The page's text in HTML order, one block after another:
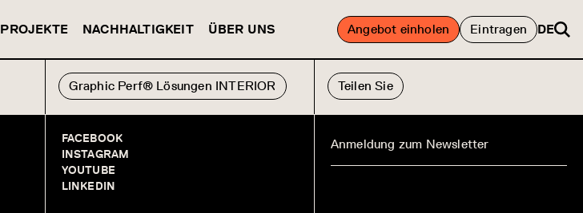
PROJEKTE NACHHALTIGKEIT ÜBER UNS Angebot einholen Eintragen DE
Graphic Perf® Lösungen INTERIOR Teilen Sie
FACEBOOK
INSTAGRAM
YOUTUBE
LINKEDIN